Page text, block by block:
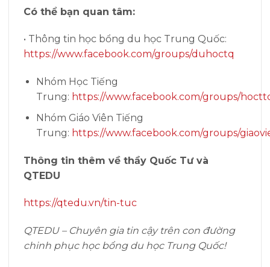
Có thể bạn quan tâm:
• Thông tin học bổng du học Trung Quốc:
https://www.facebook.com/groups/duhoctq
Nhóm Học Tiếng
Trung: https://www.facebook.com/groups/
Nhóm Giáo Viên Tiếng
Trung: https://www.facebook.com/groups/
Thông tin thêm về thầy Quốc Tư và
QTEDU
https://qtedu.vn/tin-tuc
QTEDU – Chuyên gia tin cậy trên con đường
chinh phục học bổng du học Trung Quốc!